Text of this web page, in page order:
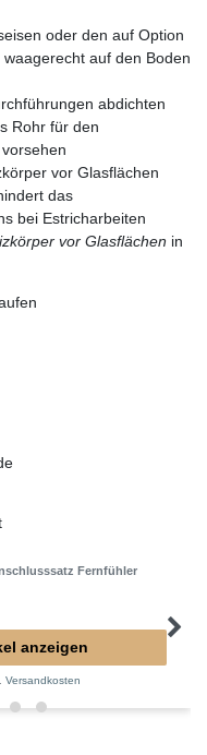
oder den auf Option
auf den Boden
abdichten
Rohr für den
vor Glasflächen
das
bei Estricharbeiten
vor Glasflächen in
Fernfühler
anzeigen
Versandkosten